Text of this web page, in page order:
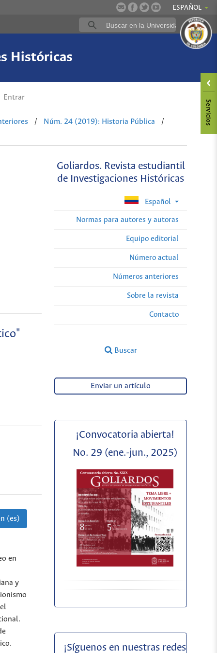
ESPAÑOL
Históricas
Entrar
/ Núm. 24 (2019): Historia Pública
/
Goliardos. Revista estudiantil
de Investigaciones Históricas
Español
Normas para autores y autoras
Equipo editorial
Número actual
Números anteriores
Sobre la revista
Contacto
Buscar
(es)
en
y
Enviar un artículo
¡Convocatoria abierta!
No. 29 (ene.-jun., 2025)
¡Síguenos en nuestras redes